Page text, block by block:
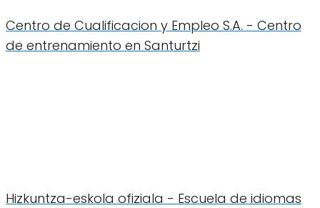
Centro de Cualificacion y Empleo S.A. - Centro
de entrenamiento en Santurtzi
Hizkuntza-eskola ofiziala - Escuela de idiomas